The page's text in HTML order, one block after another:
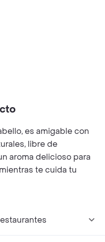
es amigable con
libre de
aroma delicioso para
te cuida tu